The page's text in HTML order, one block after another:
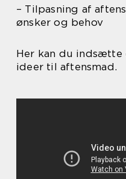
– Tilpasning af
ønsker og behov
Her kan du indsætte
ideer til aftensmad.